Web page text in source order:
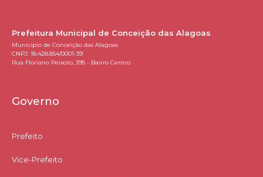
Prefeitura Municipal de Conceição das Alagoas
Município de Conceição das Alagoas
CNPJ: 18.428.854/0001-39
Rua Floriano Peixoto, 395 - Bairro Centro
Governo
Prefeito
Vice-Prefeito